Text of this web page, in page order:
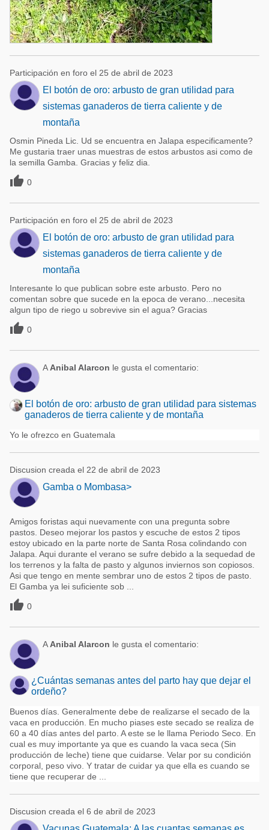
Participación en foro el 25 de abril de 2023
El botón de oro: arbusto de gran utilidad para
sistemas ganaderos de tierra caliente y de
montaña
Osmin Pineda Lic. Ud se encuentra en Jalapa especificamente?
Me gustaria traer unas muestras de estos arbustos asi como de
la semilla Gamba. Gracias y feliz dia.
 0
Participación en foro el 25 de abril de 2023
El botón de oro: arbusto de gran utilidad para
sistemas ganaderos de tierra caliente y de
montaña
Interesante lo que publican sobre este arbusto. Pero no
comentan sobre que sucede en la epoca de verano...necesita
algun tipo de riego u sobrevive sin el agua? Gracias
 0
A Anibal Alarcon le gusta el comentario:
El botón de oro: arbusto de gran utilidad para sistemas
ganaderos de tierra caliente y de montaña
Yo le ofrezco en Guatemala
Discusion creada el 22 de abril de 2023
Gamba o Mombasa>
Amigos foristas aqui nuevamente con una pregunta sobre
pastos. Deseo mejorar los pastos y escuche de estos 2 tipos
estoy ubicado en la parte norte de Santa Rosa colindando con
Jalapa. Aqui durante el verano se sufre debido a la sequedad de
los terrenos y la falta de pasto y algunos inviernos son copiosos.
Asi que tengo en mente sembrar uno de estos 2 tipos de pasto.
El Gamba ya lei suficiente sob ...
 0
A Anibal Alarcon le gusta el comentario:
¿Cuántas semanas antes del parto hay que dejar el
ordeño?
Buenos días. Generalmente debe de realizarse el secado de la
vaca en producción. En mucho piases este secado se realiza de
60 a 40 días antes del parto. A este se le llama Periodo Seco. En
cual es muy importante ya que es cuando la vaca seca (Sin
producción de leche) tiene que cuidarse. Velar por su condición
corporal, peso vivo. Y tratar de cuidar ya que ella es cuando se
tiene que recuperar de ...
Discusion creada el 6 de abril de 2023